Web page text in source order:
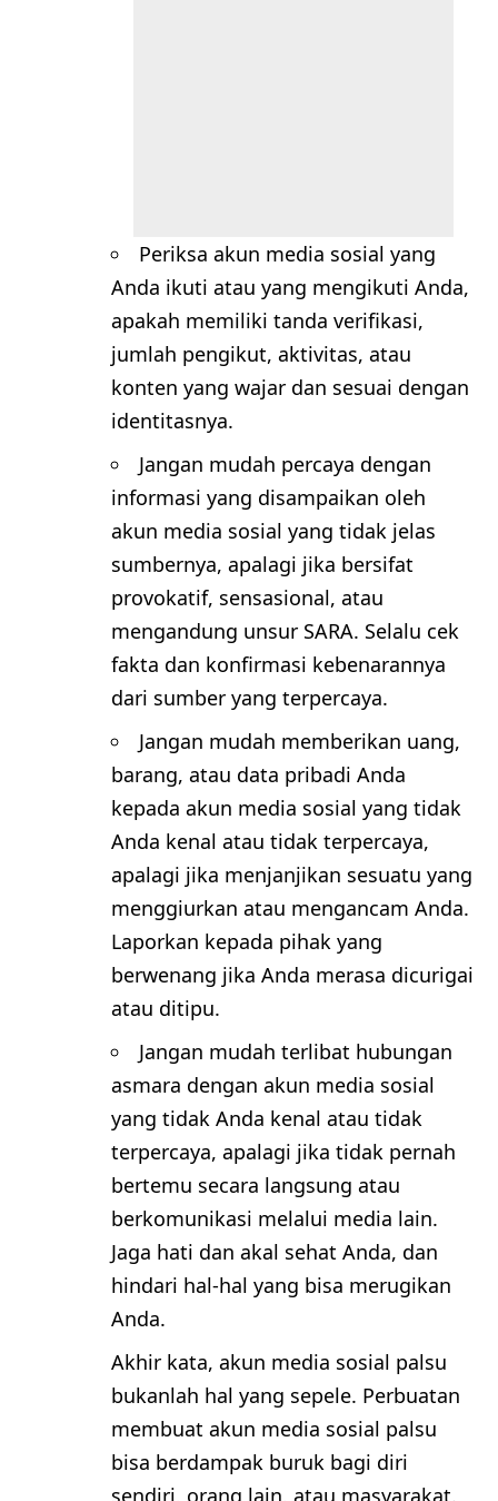
Periksa akun media sosial yang
Anda ikuti atau yang mengikuti Anda,
apakah memiliki tanda verifikasi,
jumlah pengikut, aktivitas, atau
konten yang wajar dan sesuai dengan
identitasnya.
Jangan mudah percaya dengan
informasi yang disampaikan oleh
akun media sosial yang tidak jelas
sumbernya, apalagi jika bersifat
provokatif, sensasional, atau
mengandung unsur SARA. Selalu cek
fakta dan konfirmasi kebenarannya
dari sumber yang terpercaya.
Jangan mudah memberikan uang,
barang, atau data pribadi Anda
kepada akun media sosial yang tidak
Anda kenal atau tidak terpercaya,
apalagi jika menjanjikan sesuatu yang
menggiurkan atau mengancam Anda.
Laporkan kepada pihak yang
berwenang jika Anda merasa dicurigai
atau ditipu.
Jangan mudah terlibat hubungan
asmara dengan akun media sosial
yang tidak Anda kenal atau tidak
terpercaya, apalagi jika tidak pernah
bertemu secara langsung atau
berkomunikasi melalui media lain.
Jaga hati dan akal sehat Anda, dan
hindari hal-hal yang bisa merugikan
Anda.
Akhir kata, akun media sosial palsu
bukanlah hal yang sepele. Perbuatan
membuat akun media sosial palsu
bisa berdampak buruk bagi diri
sendiri, orang lain, atau masyarakat.